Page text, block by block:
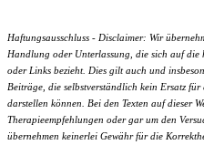
Haftungsausschluss - Disclaimer: Wir
Handlung oder Unterlassung, die sich auf
oder Links bezieht. Dies gilt auch und
Beiträge, die selbstverständlich kein Ersatz
darstellen können. Bei den Texten auf dieser
Therapieempfehlungen oder gar um den
übernehmen keinerlei Gewähr für die